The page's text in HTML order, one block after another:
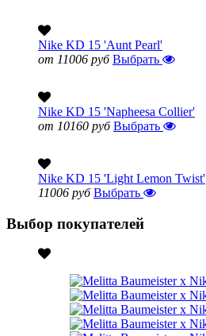
Nike KD 15 'Aunt Pearl'
от 11006 руб Выбрать
Nike KD 15 'Napheesa Collier'
от 10160 руб Выбрать
Nike KD 15 'Light Lemon Twist'
11006 руб Выбрать
Выбор покупателей